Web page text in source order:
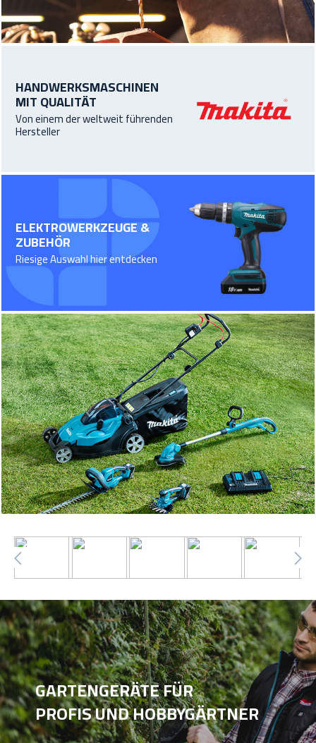
HANDWERKSMASCHINEN
MIT QUALITÄT
Von einem der weltweit führenden
Hersteller
ELEKTROWERKZEUGE &
ZUBEHÖR
Riesige Auswahl hier entdecken
GARTENGERÄTE FÜR
PROFIS UND HOBBYGÄRTNER